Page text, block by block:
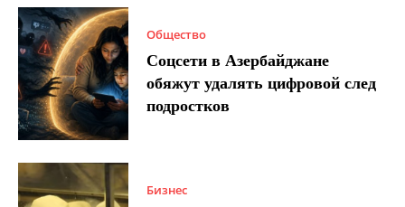
Общество
Соцсети в Азербайджане
обяжут удалять цифровой след
подростков
Бизнес